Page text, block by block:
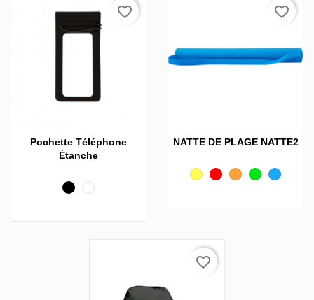
Pochette Téléphone
Étanche
Noir Blanc
favorite_border
NATTE DE PLAGE NATTE2
JauneRougeOrangeVert Bleu
favorite_border
favorite_border